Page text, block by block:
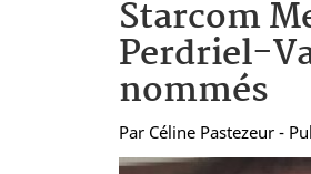
Starcom
Perdriel-
nommés
Par Céline Pastezeur -